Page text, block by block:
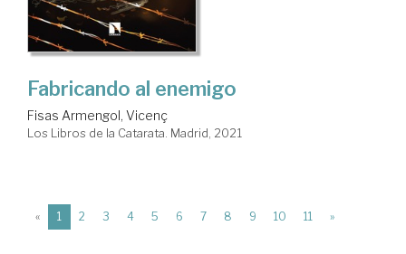
Fabricando al enemigo
Fisas Armengol, Vicenç
Los Libros de la Catarata. Madrid, 2021
« 1 (current)
2 3 4 5 6 7 8 9 10 11 »